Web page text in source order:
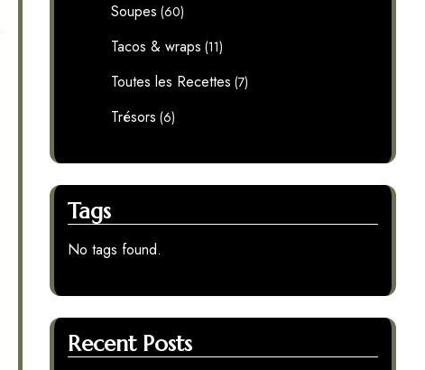
Soupes (60)
Tacos & wraps (11)
Toutes les Recettes (7)
Trésors (6)
Tags
No tags found.
Recent Posts